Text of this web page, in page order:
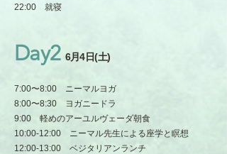
22:00 就寝
Day2 6月4日(土)
7:00〜8:00 ニーマルヨガ
8:00〜8:30 ヨガニードラ
9:00 軽めのアーユルヴェーダ朝食
10:00-12:00 ニーマル先生による座学と瞑想
12:00-13:00 ベジタリアンランチ